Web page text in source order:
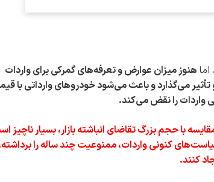
هنوز میزان عوارض و تعرفه‌های گمرکی برای واردات
می‌گذارد و باعث می‌شود خودرو‌های وارداتی با
واردات را نقض می‌کند.
با حجم بزرگ تقاضای انباشته بازار، بسیار ناچیز
کنونی واردات، ممنوعیت چند ساله را
کنند.